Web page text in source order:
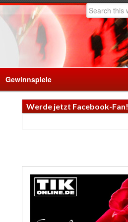
Gewinnspiele
Werde jetzt Facebook-Fan!